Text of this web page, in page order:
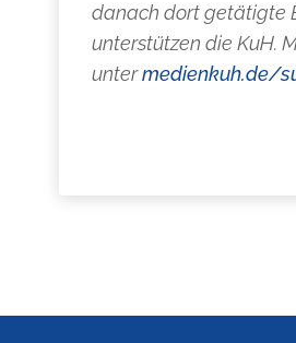
danach dort getätigte
unterstützen die KuH.
untermedienkuh.de/